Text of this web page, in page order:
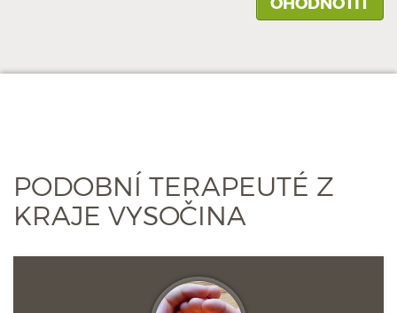
PODOBNÍ TERAPEUTÉ Z
KRAJE VYSOČINA